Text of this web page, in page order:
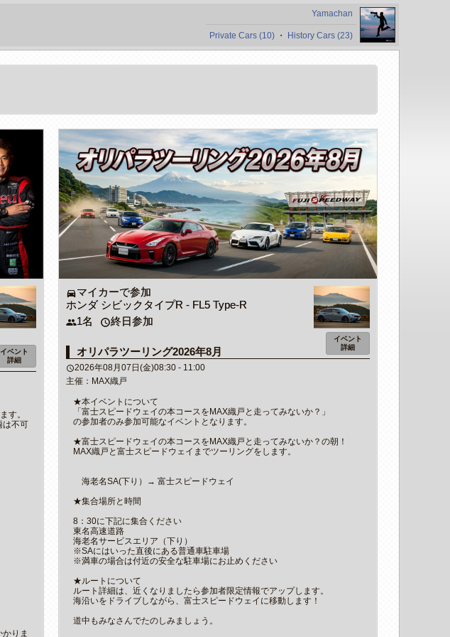
Yamachan
Private Cars (10) ・ History Cars (23)
イベント
詳細
す。
は不可
りま
directions_carマイカーで参加
ホンダ シビックタイプR - FL5 Type-R
people1名 access_time終日参加
オリパラツーリング2026年8月
イベント
詳細
access_time2026年08月07日(金)08:30 - 11:00
主催：MAX織戸
★本イベントについて
「富士スピードウェイの本コースをMAX織戸と走ってみないか？」
の参加者のみ参加可能なイベントとなります。
★富士スピードウェイの本コースをMAX織戸と走ってみないか？の朝！
MAX織戸と富士スピードウェイまでツーリングをします。
海老名SA(下り）→ 富士スピードウェイ
★集合場所と時間
8：30に下記に集合ください
東名高速道路
海老名サービスエリア（下り）
※SAにはいった直後にある普通車駐車場
※満車の場合は付近の安全な駐車場にお止めください
★ルートについて
ルート詳細は、近くなりましたら参加者限定情報でアップします。
海沿いをドライブしながら、富士スピードウェイに移動します！
道中もみなさんでたのしみましょう。